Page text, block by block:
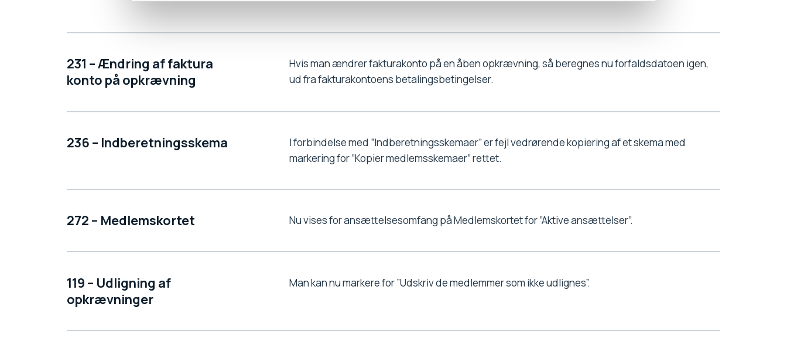
231 – Ændring af faktura
konto på opkrævning
Hvis man ændrer fakturakonto på en åben opkrævning, så beregnes nu forfaldsdatoen igen,
ud fra fakturakontoens betalingsbetingelser.
236 – Indberetningsskema
I forbindelse med ”Indberetningsskemaer” er fejl vedrørende kopiering af et skema med
markering for ”Kopier medlemsskemaer” rettet.
272 – Medlemskortet Nu vises for ansættelsesomfang på Medlemskortet for ”Aktive ansættelser”.
119 – Udligning af
opkrævninger
Man kan nu markere for ”Udskriv de medlemmer som ikke udlignes”.